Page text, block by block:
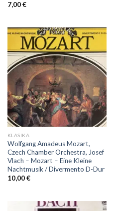
7,00€
KLASIKA
Wolfgang Amadeus Mozart,
Czech Chamber Orchestra, Josef
Vlach – Mozart – Eine Kleine
Nachtmusik / Divermento D-Dur
10,00€